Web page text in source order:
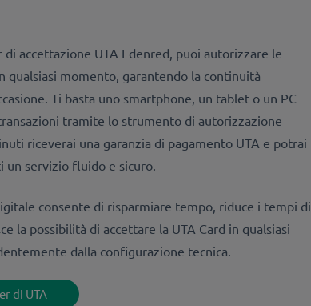
accettazione UTA Edenred, puoi autorizzare le
qualsiasi momento, garantendo la continuità
Ti basta uno smartphone, un tablet o un PC
tramite lo strumento di autorizzazione
riceverai una garanzia di pagamento UTA e potrai
servizio fluido e sicuro.
consente di risparmiare tempo, riduce i tempi di
la possibilità di accettare la UTA Card in qualsiasi
dalla configurazione tecnica.
di UTA